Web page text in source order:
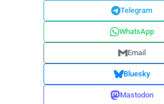
Telegram
WhatsApp
Email
Bluesky
Mastodon